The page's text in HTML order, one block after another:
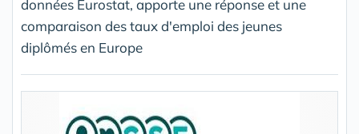
données Eurostat, apporte une réponse et une
comparaison des taux d'emploi des jeunes
diplômés en Europe